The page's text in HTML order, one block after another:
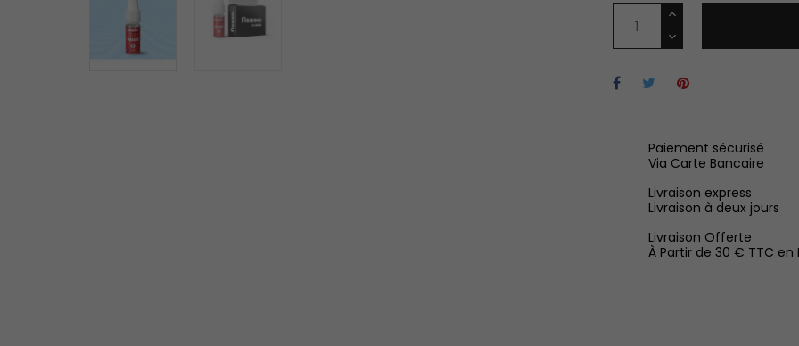
Paiement sécurisé
Via Carte Bancaire
Livraison express
Livraison à deux jours
Livraison Offerte
À Partir de 30 € TTC